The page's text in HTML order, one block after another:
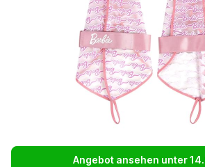
Angebot ansehen unter